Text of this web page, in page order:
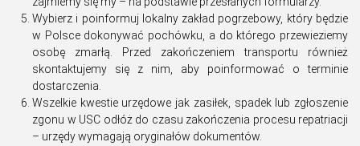
Wybierz i poinformuj lokalny zakład pogrzebowy, który będzie
w Polsce dokonywać pochówku, a do którego przewieziemy
osobę zmarłą. Przed zakończeniem transportu również
skontaktujemy się z nim, aby poinformować o terminie
dostarczenia.
Wszelkie kwestie urzędowe jak zasiłek, spadek lub zgłoszenie
zgonu w USC odłóż do czasu zakończenia procesu repatriacji
– urzędy wymagają oryginałów dokumentów.